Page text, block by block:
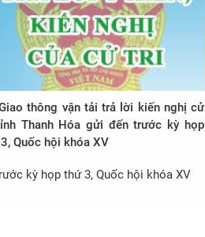
thông vận tải trả lời kiến nghị cử
Hóa gửi đến trước kỳ họp
Quốc hội khóa XV
kỳ họp thứ 3, Quốc hội khóa XV